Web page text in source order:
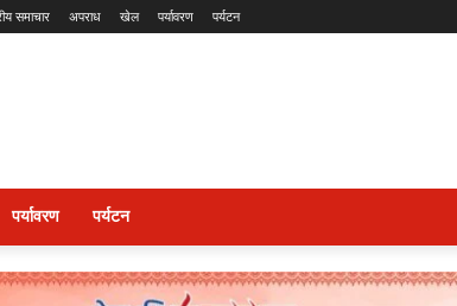
समाचार अपराध खेल पर्यावरण पर्यटन
पर्यावरण पर्यटन